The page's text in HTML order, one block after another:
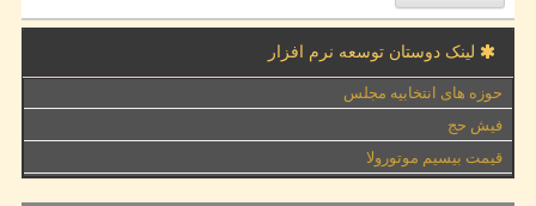
لینک دوستان توسعه نرم افزار
حوزه های انتخابیه مجلس
فیش حج
قیمت بیسیم موتورولا